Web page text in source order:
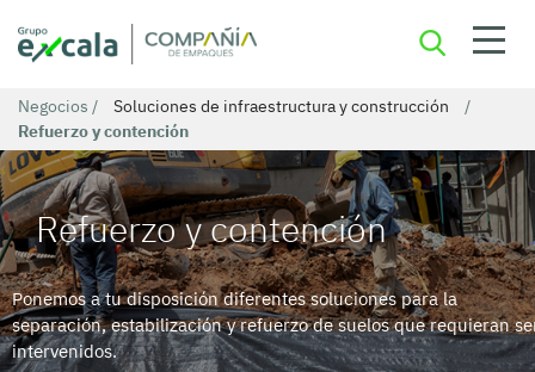
Negocios / Soluciones de infraestructura y construcción
/
Refuerzo y contención
Refuerzo y contención
Ponemos a tu disposición diferentes soluciones para la
separación, estabilización y refuerzo de suelos que requieran
intervenidos.